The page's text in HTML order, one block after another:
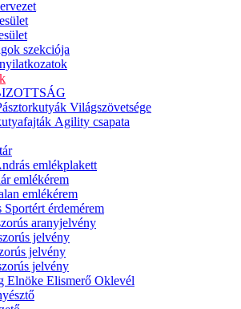
szekciója
Világszövetsége
Agility csapata
emlékplakett
emlékérem
emlékérem
érdemérem
aranyjelvény
jelvény
jelvény
jelvény
Elnöke Elismerő Oklevél